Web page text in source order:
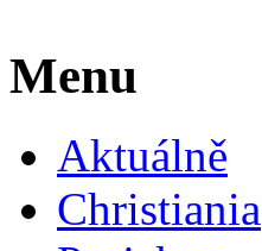
Menu
Aktuálně
Christiania